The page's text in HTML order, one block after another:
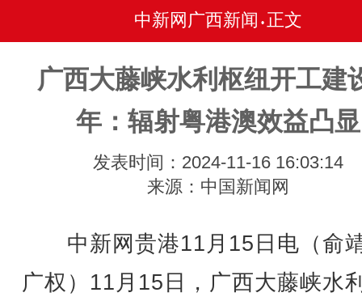
中新网广西新闻 • 正文
广西大藤峡水利枢纽开工建
年：辐射粤港澳效益凸显
发表时间：2024-11-16 16:03:14
来源：中国新闻网
中新网贵港11月15日电（俞
广权）11月15日，广西大藤峡水